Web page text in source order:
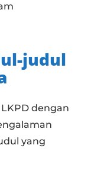
judul
dengan
yang